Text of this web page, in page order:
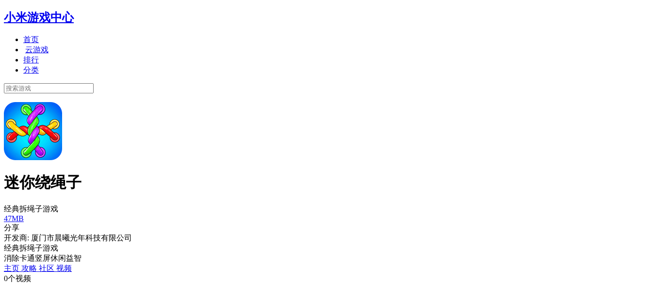
小米游戏中心
首页
云游戏
排行
分类
迷你绕绳子
经典拆绳子游戏
47MB
分享
开发商: 厦门市晨曦光年科技有限公司
经典拆绳子游戏
消除卡通竖屏休闲益智
主页 攻略 社区 视频
0个视频